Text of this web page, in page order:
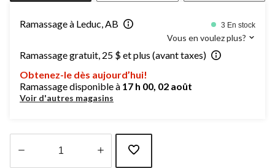
Ramassage à Leduc, AB 3 En stock
Vous en voulez plus?
Ramassage gratuit, 25 $ et plus (avant taxes)
Obtenez-le dès aujourd’hui!
Ramassage disponible à 17 h 00, 02 août
Voir d'autres magasins